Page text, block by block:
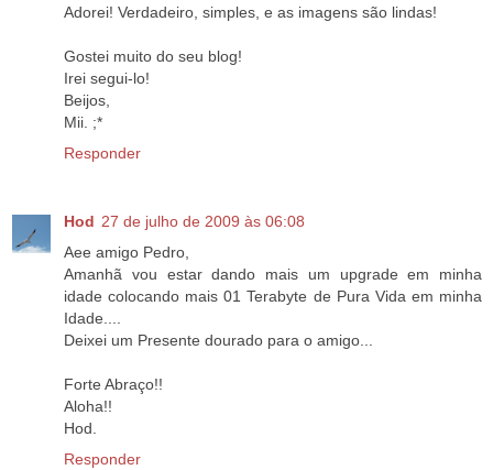
Adorei! Verdadeiro, simples, e as imagens são lindas!
Gostei muito do seu blog!
Irei segui-lo!
Beijos,
Mii. ;*
Responder
Hod 27 de julho de 2009 às 06:08
Aee amigo Pedro,
Amanhã vou estar dando mais um upgrade em minha
idade colocando mais 01 Terabyte de Pura Vida em minha
Idade....
Deixei um Presente dourado para o amigo...
Forte Abraço!!
Aloha!!
Hod.
Responder